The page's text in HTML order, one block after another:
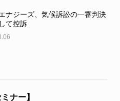
ナジーズ、気候訴訟の一審判決
て控訴
ナー】